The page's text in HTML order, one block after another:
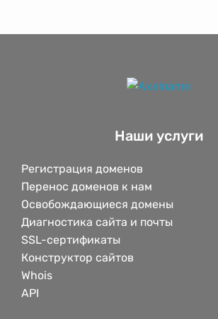
Наши услуги
Регистрация доменов
Перенос доменов к нам
Освобождающиеся домены
Диагностика сайта и почты
SSL-сертификаты
Конструктор сайтов
Whois
API